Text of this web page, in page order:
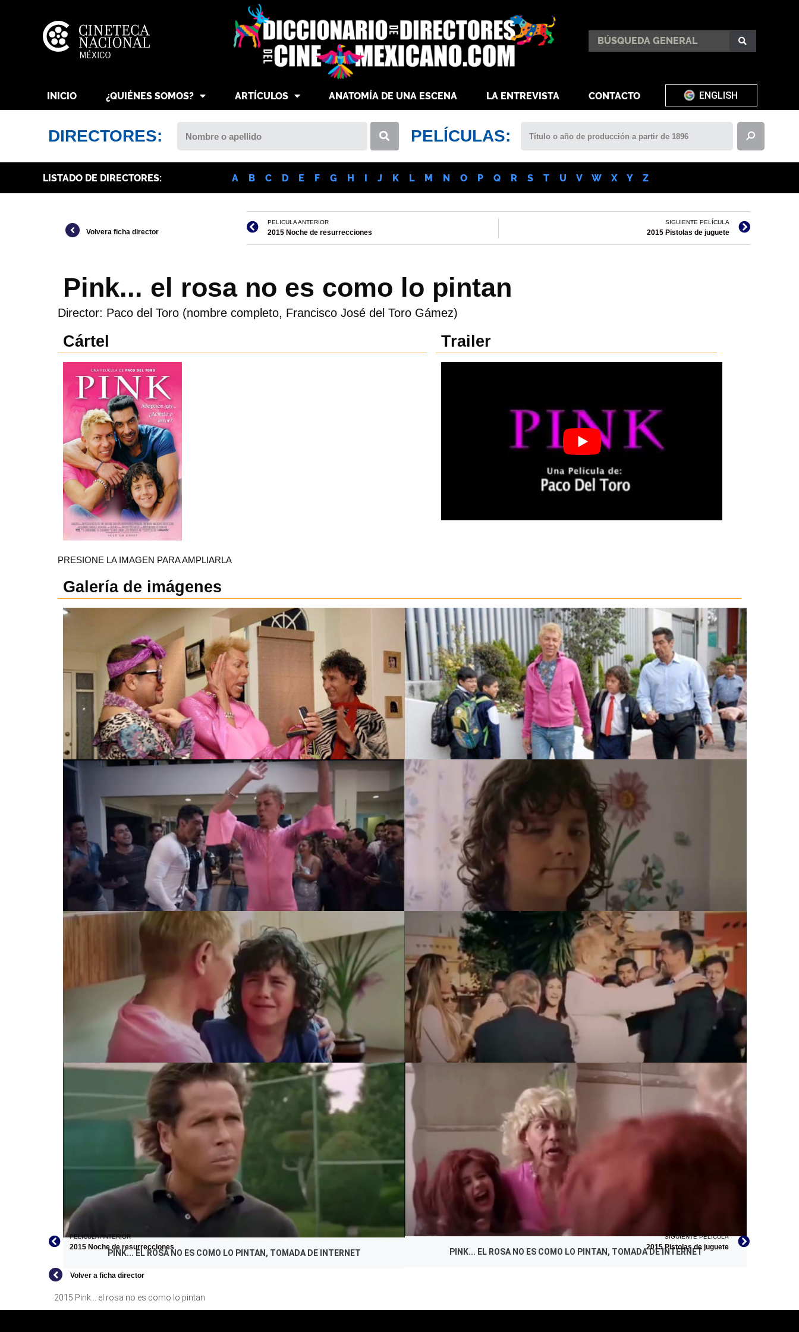
INICIO ¿QUIÉNES SOMOS? ARTÍCULOS ANATOMÍA DE UNA ESCENA LA ENTREVISTA CONTACTO ENGLISH
DIRECTORES: PELÍCULAS:
LISTADO DE DIRECTORES: A B C D E F G H I J K L M N O P Q R S T U V W X Y Z
Volvera ficha director
PELICULA ANTERIOR
2015 Noche de resurrecciones
SIGUIENTE PELÍCULA
2015 Pistolas de juguete
Pink... el rosa no es como lo pintan
Director: Paco del Toro (nombre completo, Francisco José del Toro Gámez)
Cártel Trailer
PRESIONE LA IMAGEN PARA AMPLIARLA
Galería de imágenes
PINK... EL ROSA NO ES COMO LO PINTAN, TOMADA DE INTERNET
PINK... EL ROSA NO ES COMO LO PINTAN, TOMADA DE INTERNET
PINK... EL ROSA NO ES COMO LO PINTAN, TOMADA DE INTERNET
PINK... EL ROSA NO ES COMO LO PINTAN, TOMADA DE INTERNET
PINK... EL ROSA NO ES COMO LO PINTAN, TOMADA DE INTERNET PINK... EL ROSA NO ES COMO LO PINTAN, TOMADA DE INTERNET
PINK... EL ROSA NO ES COMO LO PINTAN, TOMADA DE INTERNET PINK... EL ROSA NO ES COMO LO PINTAN, TOMADA DE INTERNET
PELICULA ANTERIOR
2015 Noche de resurrecciones
SIGUIENTE PELÍCULA
2015 Pistolas de juguete
Volver a ficha director
2015 Pink... el rosa no es como lo pintan